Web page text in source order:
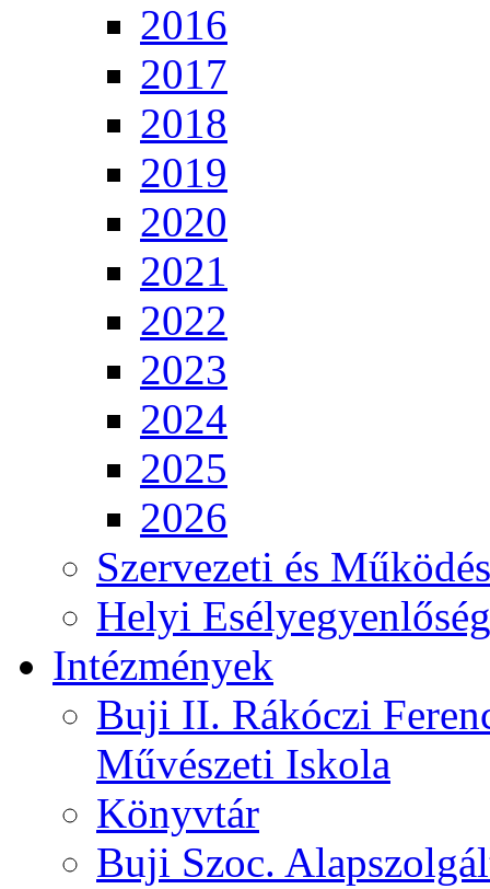
2016
2017
2018
2019
2020
2021
2022
2023
2024
2025
2026
Szervezeti és
Helyi
Intézmények
Buji II. Rákóczi
Művészeti Iskola
Könyvtár
Buji Szoc.